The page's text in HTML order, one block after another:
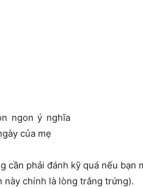
cần phải đánh kỹ quá nếu bạn
chính là lòng trắng trứng).